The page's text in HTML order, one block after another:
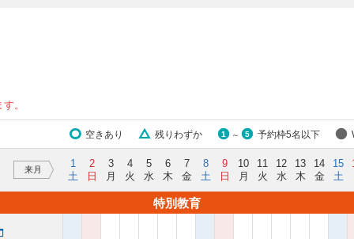
。
空きあり 残りわずか 1 ～ 5 予約枠5名以下
来月
1
土
2
日
3
月
4
火
5
水
6
木
7
金
8
土
9
日
10
月
11
火
12
水
13
木
14
金
15
土
特別教育